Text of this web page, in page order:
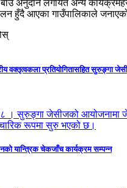
अनुदान लगायत अन्य
हुँदै आएका गाउँपालिकाले
वक्तृत्वकला प्रतियोगितासहित सुरुङ्गा
। सुरुङ्गा जेसीजको आयोजनामा
रूपमा सुरु भएको छ।
यान्त्रिक चेकजाँच कार्यक्रम सम्पन्न